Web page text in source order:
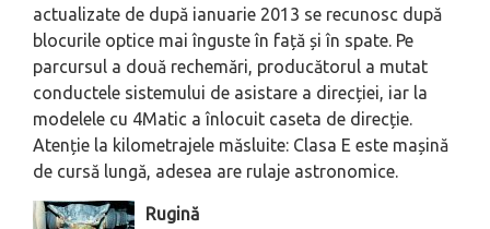
actualizate de după ianuarie 2013 se recunosc după
blocurile optice mai înguste în față și în spate. Pe
parcursul a două rechemări, producătorul a mutat
conductele sistemului de asistare a direcției, iar la
modelele cu 4Matic a înlocuit caseta de direcție.
Atenție la kilometrajele măsluite: Clasa E este mașină
de cursă lungă, adesea are rulaje astronomice.
Rugină